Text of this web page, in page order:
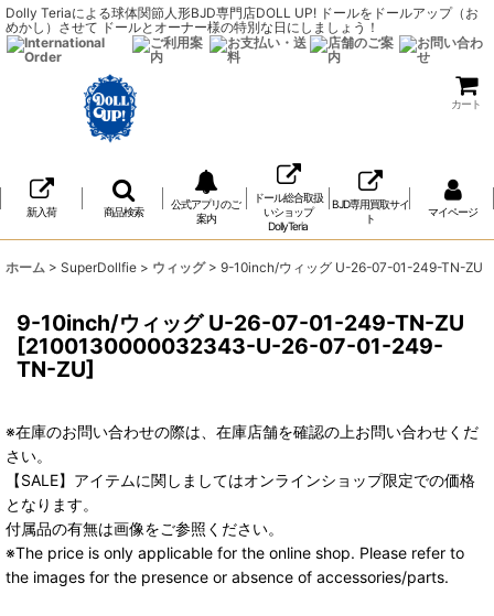
Dolly Teriaによる球体関節人形BJD専門店DOLL UP! ドールをドールアップ（お
めかし）させて ドールとオーナー様の特別な日にしましょう！
カート
新入荷 商品検索
公式アプリのご
案内
ドール総合取扱
いショップ
DollyTeria
BJD専用買取サイ
ト
マイページ
ホーム > SuperDollfie > ウィッグ > 9-10inch/ウィッグ U-26-07-01-249-TN-ZU
9-10inch/ウィッグ U-26-07-01-249-TN-ZU
[2100130000032343-U-26-07-01-249-
TN-ZU]
※在庫のお問い合わせの際は、在庫店舗を確認の上お問い合わせくだ
さい。
【SALE】アイテムに関しましてはオンラインショップ限定での価格
となります。
付属品の有無は画像をご参照ください。
※The price is only applicable for the online shop. Please refer to
the images for the presence or absence of accessories/parts.